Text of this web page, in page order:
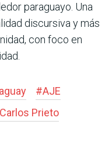
paraguayo. Una
discursiva y más
con foco en
#AJE
Carlos Prieto